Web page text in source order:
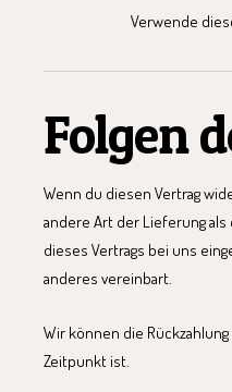
Verwende
Folgen
Wenn du diesen Vertrag
andere Art der Lieferung als
dieses Vertrags bei uns
anderes vereinbart.
Wir können die
Zeitpunkt ist.